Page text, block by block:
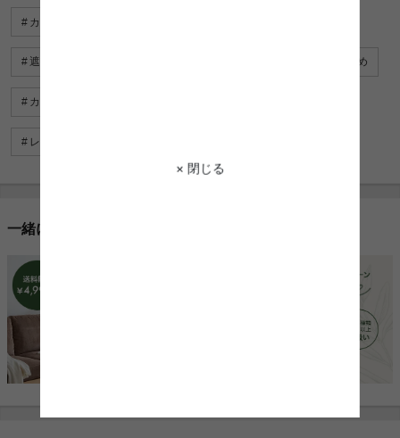
× 閉じる
カーテン アンティーク
遮光カーテン 安い カーテン 小さめ
カーテン かわいい
レースカーテン 可愛い
一緒に売れている人気商品